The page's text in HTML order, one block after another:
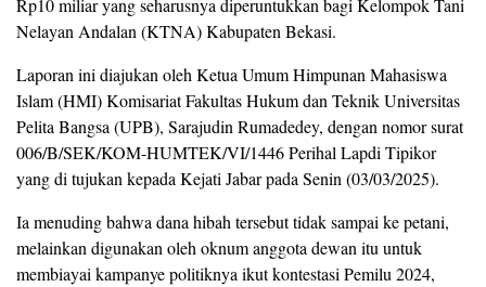
Rp10 miliar yang seharusnya diperuntukkan bagi Kelompok Tani
Nelayan Andalan (KTNA) Kabupaten Bekasi.
Laporan ini diajukan oleh Ketua Umum Himpunan Mahasiswa
Islam (HMI) Komisariat Fakultas Hukum dan Teknik Universitas
Pelita Bangsa (UPB), Sarajudin Rumadedey, dengan nomor surat
006/B/SEK/KOM-HUMTEK/VI/1446 Perihal Lapdi Tipikor
yang di tujukan kepada Kejati Jabar pada Senin (03/03/2025).
Ia menuding bahwa dana hibah tersebut tidak sampai ke petani,
melainkan digunakan oleh oknum anggota dewan itu untuk
membiayai kampanye politiknya ikut kontestasi Pemilu 2024,